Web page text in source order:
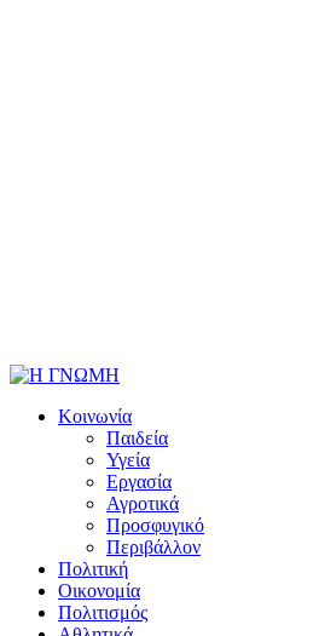
Κοινωνία
Παιδεία
Υγεία
Εργασία
Αγροτικά
Προσφυγικό
Περιβάλλον
Πολιτική
Οικονομία
Πολιτισμός